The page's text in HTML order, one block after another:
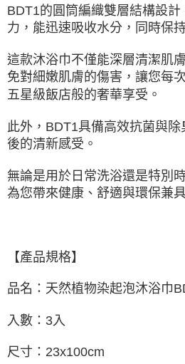
BDT1的圓筒編織雙層結構設
力，能迅速吸收水分，同時保
這款沐浴巾不僅能深層清潔肌
免對細嫩肌膚的傷害，讓您每
五星級飯店般的奢華享受。
此外，BDT1具備高效抗菌與
後的清新感受。
無論是用於日常洗浴還是特別
為您帶來健康、舒適與環保兼
【產品規格】
品名：天然植物染起泡沐浴巾
入數：3入
尺寸：23x100cm